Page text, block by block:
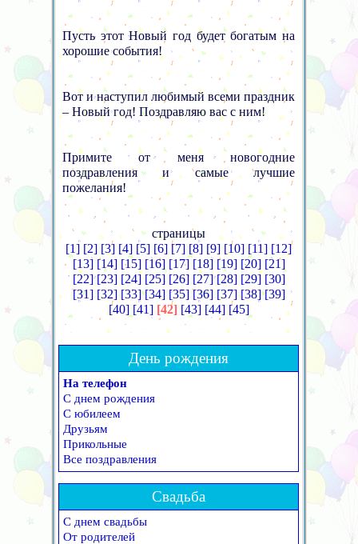
Пусть этот Новый год будет богатым на
хорошие события!
Вот и наступил любимый всеми праздник
– Новый год! Поздравляю вас с ним!
Примите от меня новогодние
поздравления и самые лучшие
пожелания!
страницы
[1] [2] [3] [4] [5] [6] [7] [8] [9] [10] [11] [12]
[13] [14] [15] [16] [17] [18] [19] [20] [21]
[22] [23] [24] [25] [26] [27] [28] [29] [30]
[31] [32] [33] [34] [35] [36] [37] [38] [39]
[40] [41] [42] [43] [44] [45]
День рождения
На телефон
С днем рождения
С юбилеем
Друзьям
Прикольные
Все поздравления
Свадьба
С днем свадьбы
От родителей